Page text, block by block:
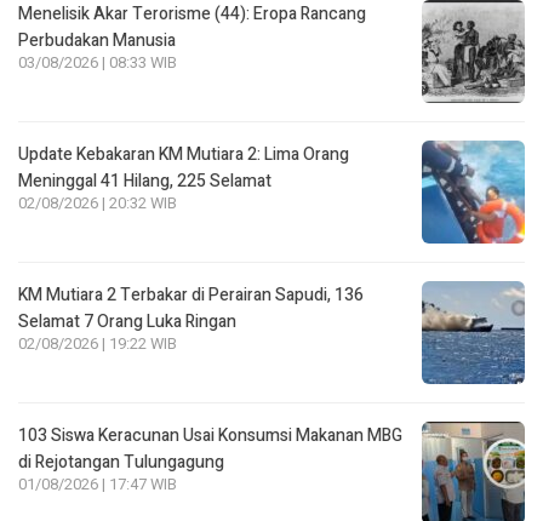
Menelisik Akar Terorisme (44): Eropa Rancang
Perbudakan Manusia
03/08/2026 | 08:33 WIB
Update Kebakaran KM Mutiara 2: Lima Orang
Meninggal 41 Hilang, 225 Selamat
02/08/2026 | 20:32 WIB
KM Mutiara 2 Terbakar di Perairan Sapudi, 136
Selamat 7 Orang Luka Ringan
02/08/2026 | 19:22 WIB
103 Siswa Keracunan Usai Konsumsi Makanan MBG
di Rejotangan Tulungagung
01/08/2026 | 17:47 WIB